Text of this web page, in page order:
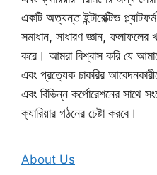
একটি অত্যন্ত ইন্টারেক্টিভ
সমাধান, সাধারণ জ্ঞান,
করে। আমরা বিশ্বাস করি যে
এবং প্রত্যেক চাকরির
এবং বিভিন্ন কর্পোরেশনের সাথে
ক্যারিয়ার গঠনের চেষ্টা করবে।
About Us